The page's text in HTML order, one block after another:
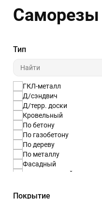
Саморезы
Тип
ГКЛ-металл
Д/сэндвич
Д/терр. доски
Кровельный
По бетону
По газобетону
По дереву
По металлу
Фасадный
универсальный
Покрытие